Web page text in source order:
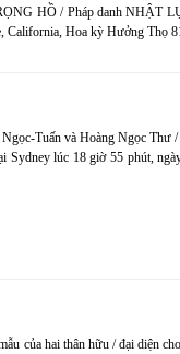
HỒ / Pháp danh NHẬT
California, Hoa kỳ Hưởng Thọ
Tuấn và Hoàng Ngọc
Sydney lúc 18 giờ 55 phút,
của hai thân hữu / đại diện